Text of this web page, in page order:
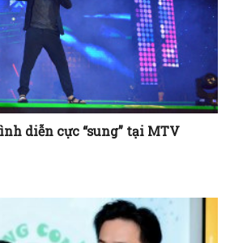
diễn cực “sung” tại MTV